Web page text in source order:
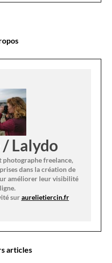
Lalydo
photographe freelance,
dans la création de
améliorer leur visibilité
suraurelietiercin.fr
articles